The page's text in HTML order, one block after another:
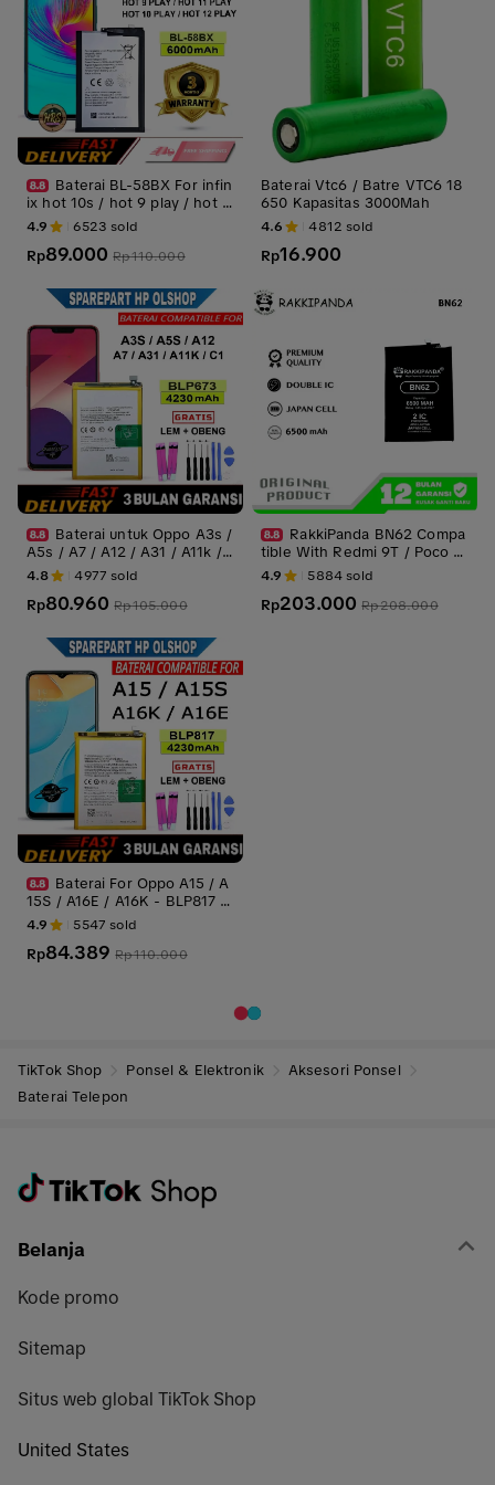
Baterai BL-58BX For infin
ix hot 10s / hot 9 play / hot 1
0 play / hot 11 play / hot 12 pl
ay Battery batre batrai Batrei
4.9 6523 sold
Rp89.000 Rp110.000
Baterai untuk Oppo A3s /
A5s / A7 / A12 / A31 / A11k /
C1 BLP673 batrei Battery bat
rai batre
4.8 4977 sold
Rp80.960 Rp105.000
Baterai For Oppo A15 / A
15S / A16E / A16K - BLP817 4
230mAh Battery Batre Batrai
Batrei
4.9 5547 sold
Rp84.389 Rp110.000
Baterai Vtc6 / Batre VTC6 18
650 Kapasitas 3000Mah
4.6 4812 sold
Rp16.900
RakkiPanda BN62 Compa
tible With Redmi 9T / Poco M
3 Batre Batrai Baterai Battery
4.9 5884sold
Rp203.000 Rp208.000
TikTok Shop Ponsel & Elektronik
Aksesori Ponsel
Baterai Telepon
Belanja
Kode promo
Sitemap
Situs web global TikTok Shop
United States